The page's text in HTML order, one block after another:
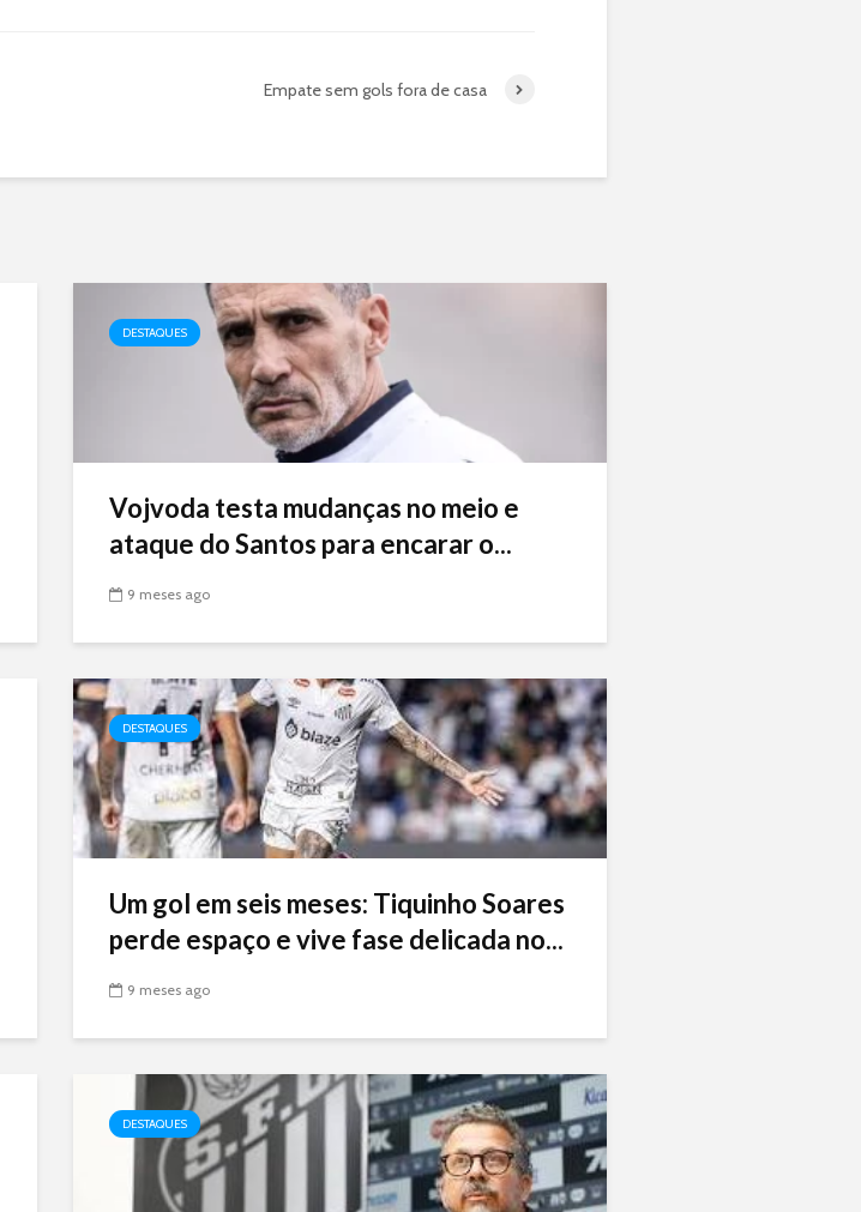
Empate sem gols fora de casa
DESTAQUES
Vojvoda testa mudanças no meio e
ataque do Santos para encarar o...
9 meses ago
DESTAQUES
Um gol em seis meses: Tiquinho Soares
perde espaço e vive fase delicada no...
9 meses ago
DESTAQUES